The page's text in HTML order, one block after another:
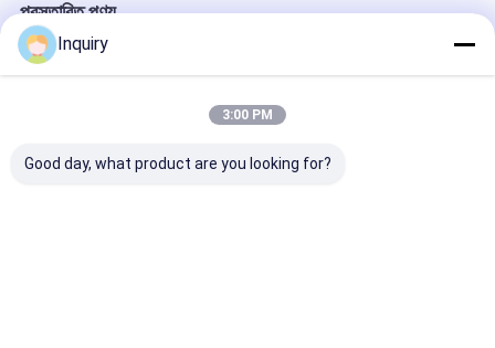
প্রস্তাবিত পণ্য
Inquiry
3:00 PM
Good day, what product are you looking for?